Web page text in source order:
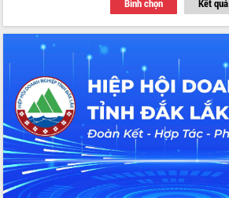
Tập huấn ứng dụng trí tuệ nhân tạo (AI)
trong thương mại điện tử năm 2026
Đoàn đại biểu Quốc hội tỉnh Đắk Lắk
trao đổi thông tin trước Kỳ họp thứ
nhất, Quốc hội khóa XVI
Quyết liệt cải cách hành chính, khơi
thông nguồn lực phát triển
Nâng cao hiệu lực, hiệu quả HĐND
tỉnh thông qua hiện đại hóa hành chính
Xã Ea Phê gắn cải cách hành chính với
chuyển đổi số
Bình chọn Kết quả